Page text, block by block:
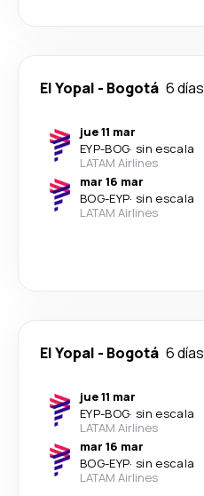
El Yopal - Bogotá 6 días
jue 11 mar
EYP-BOG· sin escala
LATAM Airlines
mar 16 mar
BOG-EYP· sin escala
LATAM Airlines
El Yopal - Bogotá 6 días
jue 11 mar
EYP-BOG· sin escala
LATAM Airlines
mar 16 mar
BOG-EYP· sin escala
LATAM Airlines